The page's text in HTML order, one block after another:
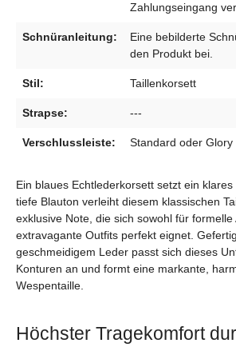
Zahlungseingang
Schnüranleitung:
Eine bebilderte
den Produkt bei.
Stil: Taillenkorsett
Strapse: ---
Verschlussleiste: Standard oder
Ein blaues Echtlederkorsett setzt ein klares
tiefe Blauton verleiht diesem klassischen
exklusive Note, die sich sowohl für
extravagante Outfits perfekt eignet.
geschmeidigem Leder passt sich dieses
Konturen an und formt eine markante,
Wespentaille.
Höchster Tragekomfort